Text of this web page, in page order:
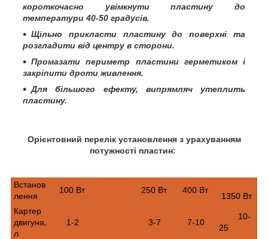
короткочасно увімкнути пластину до
температури 40-50 градусів.
Щільно прикласти пластину до поверхні та
розгладити від центру в сторони.
Промазати периметр пластини герметиком і
закріпити дроти живлення.
Для більшого ефекту, випрямляч утеплить
пластину.
Орієнтовний перелік установлення з урахуванням
потужності пластин:
Встанов
лення
100 Вт 250 Вт 400 Вт
1350 Вт
Картер
двигуна,
л
1-2 3-7 7-10
10-
25